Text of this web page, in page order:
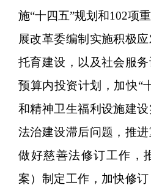
施“十四五”规划和102项
展改革委编制实施积极
托育建设，以及社会服
预算内投资计划，加快“
和精神卫生福利设施建
法治建设滞后问题，推进
做好慈善法修订工作，
案）制定工作，加快修